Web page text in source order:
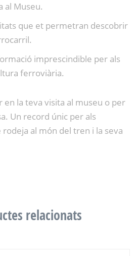
al Museu.
que et permetran descobrir
imprescindible per als
ferroviària.
la teva visita al museu o per
Un record únic per als
rodeja al món del tren i la seva
relacionats